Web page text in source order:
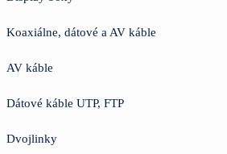
Koaxiálne, dátové a AV káble
AV káble
Dátové káble UTP, FTP
Dvojlinky